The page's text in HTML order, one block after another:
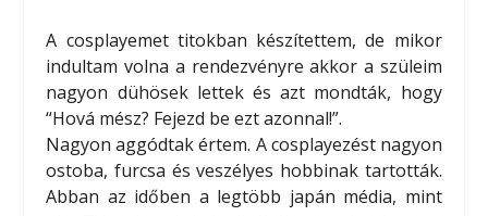
A cosplayemet titokban készítettem, de mikor
indultam volna a rendezvényre akkor a szüleim
nagyon dühösek lettek és azt mondták, hogy
“Hová mész? Fejezd be ezt azonnal!”.
Nagyon aggódtak értem. A cosplayezést nagyon
ostoba, furcsa és veszélyes hobbinak tartották.
Abban az időben a legtöbb japán média, mint